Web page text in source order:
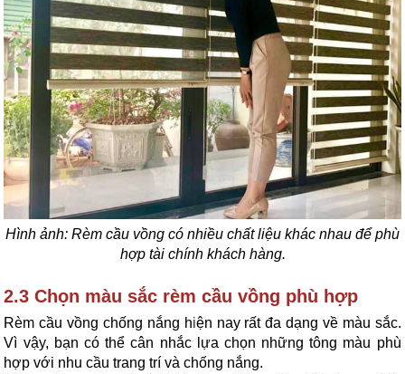
Hình ảnh: Rèm cầu vồng có nhiều chất liệu khác nhau để phù
hợp tài chính khách hàng.
2.3 Chọn màu sắc rèm cầu vồng phù hợp
Rèm cầu vồng chống nắng hiện nay rất đa dạng về màu sắc.
Vì vậy, bạn có thể cân nhắc lựa chọn những tông màu phù
hợp với nhu cầu trang trí và chống nắng.